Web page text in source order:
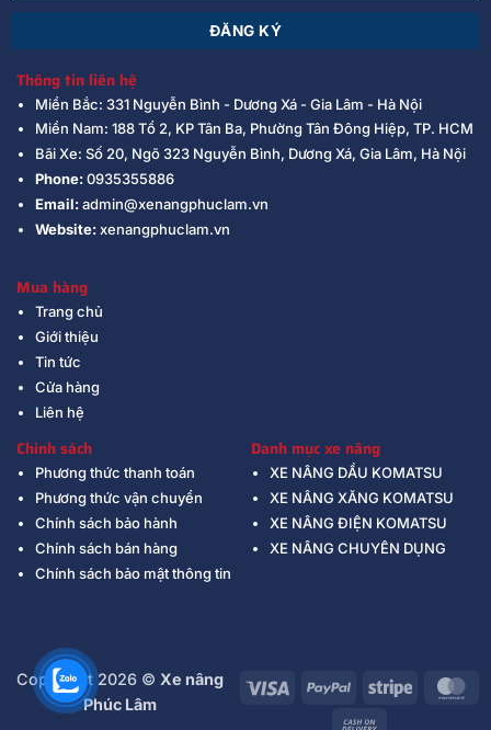
Thông tin liên hệ
Miền Bắc: 331 Nguyễn Bình - Dương Xá - Gia Lâm - Hà Nội
Miền Nam: 188 Tổ 2, KP Tân Ba, Phường Tân Đông Hiệp, TP. HCM
Bãi Xe: Số 20, Ngõ 323 Nguyễn Bình, Dương Xá, Gia Lâm, Hà Nội
Phone:0935355886
Email:admin@xenangphuclam.vn
Website:xenangphuclam.vn
Mua hàng
Trang chủ
Giới thiệu
Tin tức
Cửa hàng
Liên hệ
Chính sách
Phương thức thanh toán
Phương thức vận chuyển
Chính sách bảo hành
Chính sách bán hàng
Chính sách bảo mật thông tin
Danh mục xe nâng
XE NÂNG DẦU KOMATSU
XE NÂNG XĂNG KOMATSU
XE NÂNG ĐIỆN KOMATSU
XE NÂNG CHUYÊN DỤNG
Visa PayPal Stripe
Copyright 2026 © Xe nâng
Phúc Lâm